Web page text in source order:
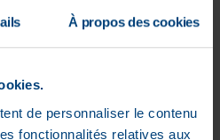
À propos des cookies
de personnaliser le contenu
fonctionnalités relatives aux
:
:
de l'eau.
les premiers